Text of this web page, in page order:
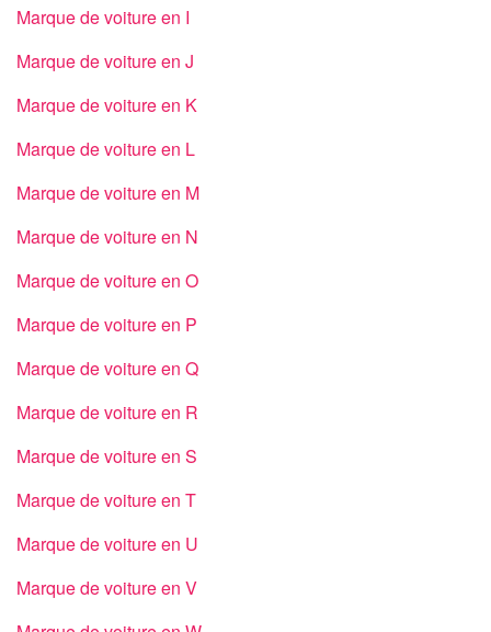
Marque de voiture en I
Marque de voiture en J
Marque de voiture en K
Marque de voiture en L
Marque de voiture en M
Marque de voiture en N
Marque de voiture en O
Marque de voiture en P
Marque de voiture en Q
Marque de voiture en R
Marque de voiture en S
Marque de voiture en T
Marque de voiture en U
Marque de voiture en V